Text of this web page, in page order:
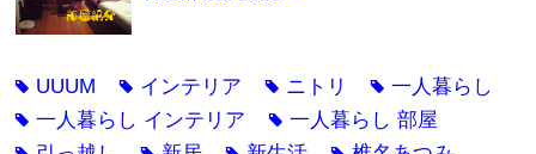
tag UUUM tag インテリア tag ニトリ tag一人暮らし
tag一人暮らし インテリア tag一人暮らし 部屋